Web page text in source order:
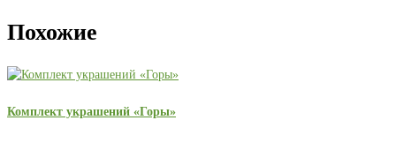
Похожие
Комплект украшений «Горы»